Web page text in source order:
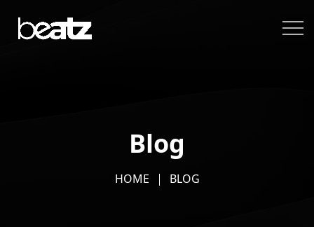
Blog
HOME BLOG